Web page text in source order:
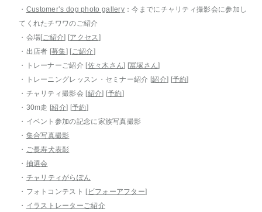
・ Customer’s dog photo gallery ：今までにチャリティ撮影会に参加し
てくれたチワワのご紹介
・会場[ご紹介] [アクセス ]
・出店者 [募集] [ご紹介]
・トレーナーご紹介 [佐々木さん] [冨塚さん]
・トレーニングレッスン・セミナー紹介 [紹介] [予約]
・チャリティ撮影会 [紹介] [予約]
・30m走 [紹介] [予約]
・イベント参加の記念に家族写真撮影
・ 集合写真撮影
・
ご長寿犬表彰
・ 抽選会
・ チャリティがらぽん
・フォトコンテスト [ビフォーアフター]
・ イラストレーターご紹介